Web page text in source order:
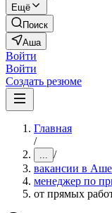
Ещё
Поиск
Аша
Войти
Войти
Создать резюме
Главная
/
... /
вакансии в Аше
менеджер по
от прямых